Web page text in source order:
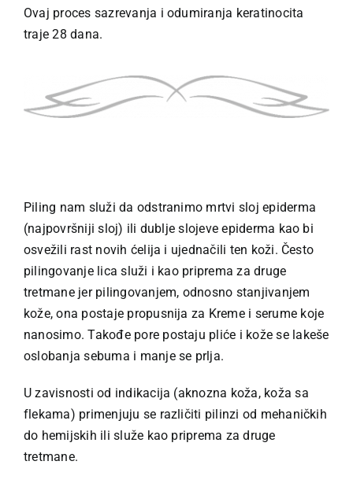
Ovaj proces sazrevanja i odumiranja keratinocita
traje 28 dana.
Piling nam služi da odstranimo mrtvi sloj epiderma
(najpovršniji sloj) ili dublje slojeve epiderma kao bi
osvežili rast novih ćelija i ujednačili ten koži. Često
pilingovanje lica služi i kao priprema za druge
tretmane jer pilingovanjem, odnosno stanjivanjem
kože, ona postaje propusnija za Kreme i serume koje
nanosimo. Takođe pore postaju pliće i kože se lakeše
oslobanja sebuma i manje se prlja.
U zavisnosti od indikacija (aknozna koža, koža sa
flekama) primenjuju se različiti pilinzi od mehaničkih
do hemijskih ili služe kao priprema za druge
tretmane.